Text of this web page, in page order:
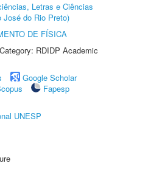
Letras e Ciências
José do Rio Preto)
DE FÍSICA
RDIDP Academic
Google Scholar
Fapesp
UNESP